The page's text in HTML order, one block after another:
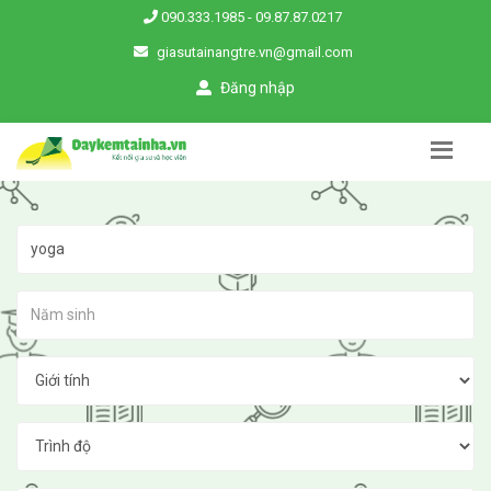
090.333.1985 - 09.87.87.0217
giasutainangtre.vn@gmail.com
Đăng nhập